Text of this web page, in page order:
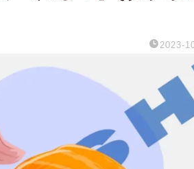
2023-